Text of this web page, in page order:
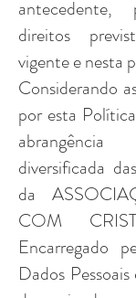
direitos
vigente e nesta
Considerando
por esta
diversificada
da
COM
Encarregado
Dados